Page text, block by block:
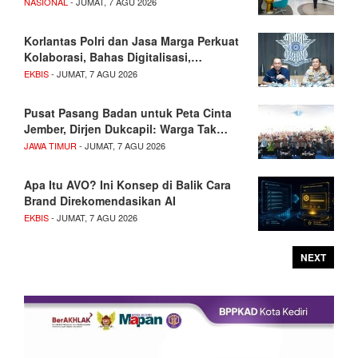
Korlantas Polri dan Jasa Marga Perkuat
Kolaborasi, Bahas Digitalisasi,…
EKBIS- JUMAT, 7 AGU 2026
Pusat Pasang Badan untuk Peta Cinta
Jember, Dirjen Dukcapil: Warga Tak…
JAWA TIMUR- JUMAT, 7 AGU 2026
Apa Itu AVO? Ini Konsep di Balik Cara
Brand Direkomendasikan AI
EKBIS- JUMAT, 7 AGU 2026
NEXT